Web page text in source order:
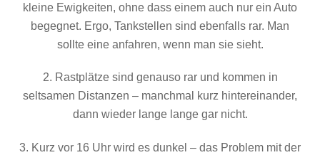
kleine Ewigkeiten, ohne dass einem auch nur ein Auto
begegnet. Ergo, Tankstellen sind ebenfalls rar. Man
sollte eine anfahren, wenn man sie sieht.
2. Rastplätze sind genauso rar und kommen in
seltsamen Distanzen – manchmal kurz hintereinander,
dann wieder lange lange gar nicht.
3. Kurz vor 16 Uhr wird es dunkel – das Problem mit der